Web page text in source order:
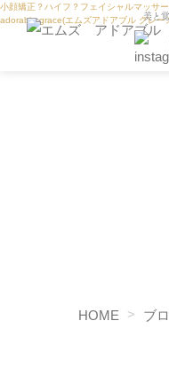
小顔矯正？ハイフ？フェイシャルマッサ
adorable grace(エムズアドアブル グレー
美と
HOME ブ